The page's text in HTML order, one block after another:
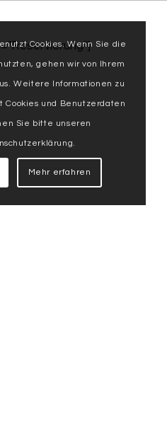
Cookies. Wenn Sie die
gehen wir von Ihrem
Weitere Informationen zu
Cookies und Benutzerdaten
Sie bitte unseren
Mehr erfahren